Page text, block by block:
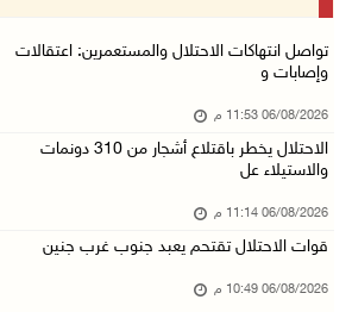
جماهير شعبنا تشيع جثمان الشهيد علاء
الاحتلال يوسع حملات الدهم والاعتقال في
06/آب/2026 08:06 م
الرئيس المصري وملك البحرين يشددان على
تواصل انتهاكات الاحتلال والمستعمرين: اعتقالات
وإصابات و
06/08/2026 11:53 م
الاحتلال يخطر باقتلاع أشجار من 310 دونمات
والاستيلاء عل
06/08/2026 11:14 م
قوات الاحتلال تقتحم يعبد جنوب غرب جنين
06/08/2026 10:49 م